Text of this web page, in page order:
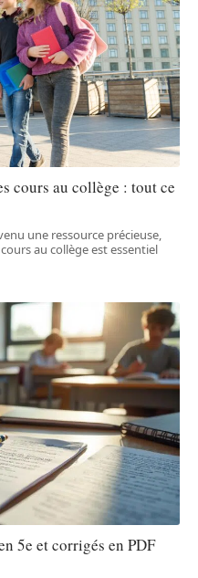
cours au collège : tout ce
une ressource précieuse,
au collège est essentiel
5e et corrigés en PDF